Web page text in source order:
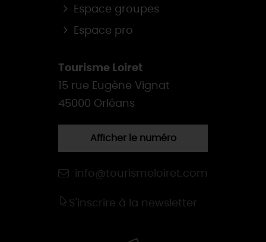
Espace groupes
Espace pro
Tourisme Loiret
15 rue Eugène Vignat
45000 Orléans
Afficher le numéro
info@tourismeloiret.com
S'inscrire à la newsletter